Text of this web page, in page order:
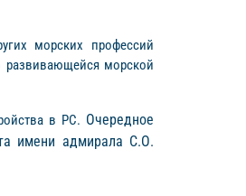
морских профессий
развивающейся морской
в РС. Очередное
имени адмирала С.О.